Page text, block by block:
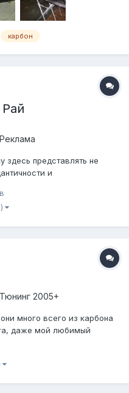
карбон
Реклама
представлять не
и
со мной планами по
замечательной
Тюнинг 2005+
много всего из карбона
даже мой любимый
даже наоборот. В
сам там тоже